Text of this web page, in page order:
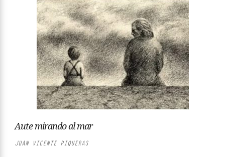
Aute mirando al mar
JUAN VICENTE PIQUERAS